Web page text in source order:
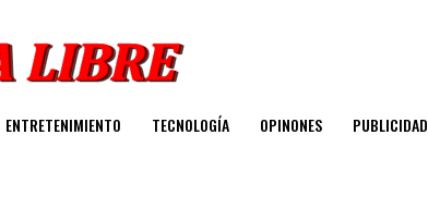
ENTRETENIMIENTO TECNOLOGÍA OPINONES PUBLICIDAD